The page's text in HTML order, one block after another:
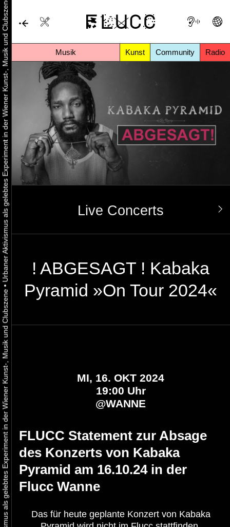
Musik Kunst Community Radio
Urbaner Aktivismus als gelebtes Experiment in der Wiener Kunst-, Musik und Clubszene
•
Urbaner Aktivismus als gelebtes Experiment in der Wiener Kunst-, Musik und Clubszene Live Concerts
! ABGESAGT ! Kabaka
Pyramid »On Tour 2024«
MI, 16. OKT 2024
19:00 Uhr
@WANNE
FLUCC Statement zur Absage
des Konzerts von Kabaka
Pyramid am 16.10.24 in der
Flucc Wanne
Das für heute geplante Konzert von Kabaka